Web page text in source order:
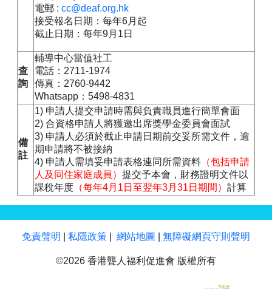
電郵 : cc@deaf.org.hk
接受報名日期：每年6月起
截止日期：每年9月1日
查
詢
輔導中心當值社工
電話：2711-1974
傳真：2760-9442
Whatsapp：5498-4831
備
註
1) 申請人提交申請時需與負責職員進行簡單會面
2) 合資格申請人將獲邀出席獎學金委員會面試
3) 申請人必須於截止申請日期前交妥所需文件，逾
期申請將不被接納
4) 申請人需填妥申請表格連同所需資料 （包括申請
人及同住家庭成員） 提交予本會，財務證明文件以
課稅年度 （每年4月1日至翌年3月31日期間） 計算
免責聲明 私隱政策 網站地圖 無障礙網頁守則聲明
©2026 香港聾人福利促進會 版權所有